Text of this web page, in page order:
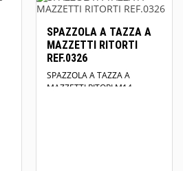
SPAZZOLA A TAZZA A
MAZZETTI RITORTI
REF.0326
SPAZZOLA A TAZZA A
MAZZETTI RITORI M14